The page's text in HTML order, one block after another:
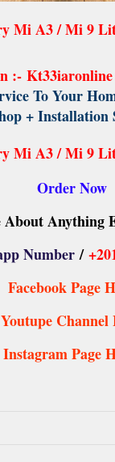
Mi A3 / Mi 9
:-
To Your
+ Installation
Mi A3 / Mi 9
Order Now
Anything
Number/
Facebook Page
Youtupe Channel
Instagram Page